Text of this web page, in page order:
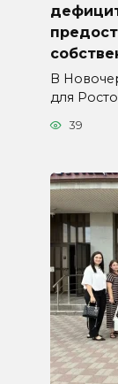
В
для
39